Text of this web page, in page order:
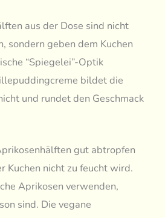
aus der Dose sind nicht
sondern geben dem Kuchen
“Spiegelei”-Optik
bildet die
und rundet den Geschmack
gut abtropfen
Kuchen nicht zu feucht wird.
Aprikosen verwenden,
sind. Die vegane